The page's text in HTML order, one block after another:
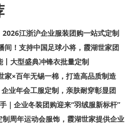
江浙沪企业服装团购一站式定制
间！支持中国足球小将，霞湖世家团
大型盛典冲锋衣批量定制
家×百年无锡一棉，打造高品质制造
业年会工服定制，亲肤耐穿彰显团
｜企业冬装团购迎来“羽绒服新标杆”
周年运动会服饰，霞湖世家提供企业